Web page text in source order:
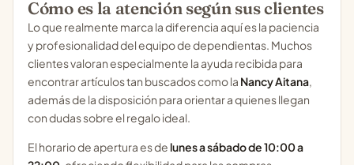
Cómo es la atención según sus clientes
Lo que realmente marca la diferencia aquí es la paciencia
y profesionalidad del equipo de dependientas. Muchos
clientes valoran especialmente la ayuda recibida para
encontrar artículos tan buscados como la Nancy Aitana,
además de la disposición para orientar a quienes llegan
con dudas sobre el regalo ideal.
El horario de apertura es de lunes a sábado de 10:00 a